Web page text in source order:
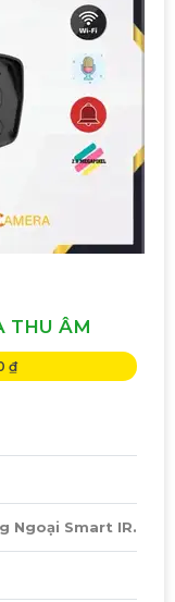
THU ÂM
₫
Ngoại Smart IR.